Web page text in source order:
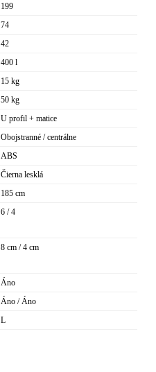
199
74
42
400 l
15 kg
50 kg
U profil + matice
Obojstranné / centrálne
ABS
Čierna lesklá
185 cm
6 / 4
8 cm / 4 cm
Áno
Áno / Áno
L